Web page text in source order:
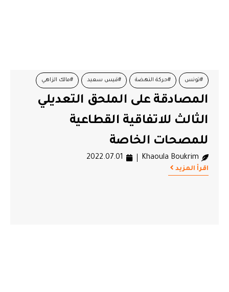
#تونس #حركة النهضة #قيس سعيد #مالك الزاهي
المصادقة على الملحق التعديلي
الثالث للاتفاقية القطاعية
للمصحات الخاصة
Khaoula Boukrim
2022.07.01
اقرأ المزيد